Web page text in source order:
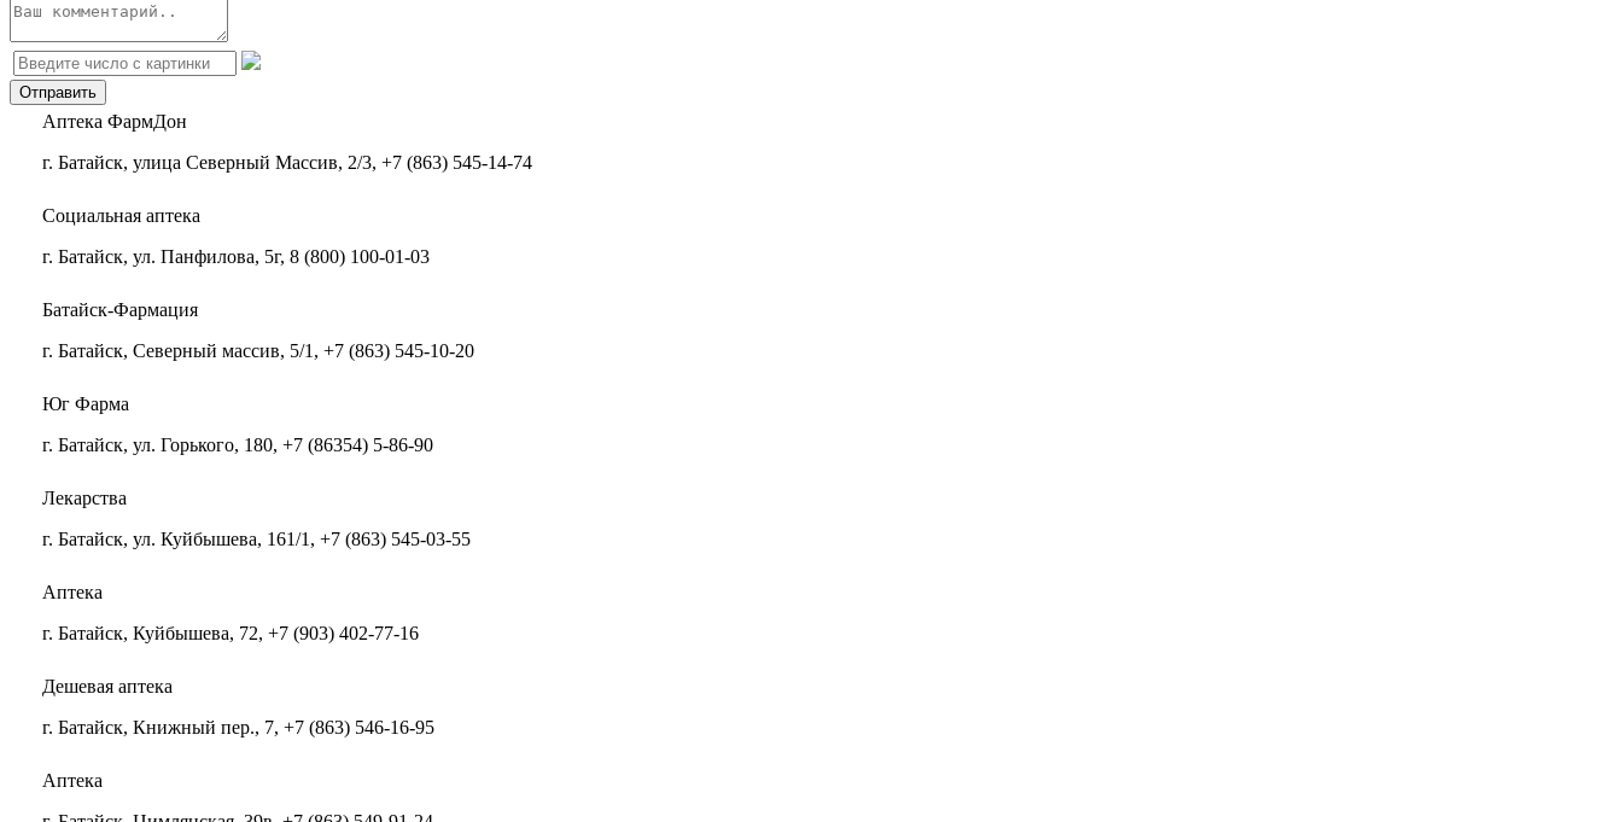
Аптека ФармДон
г. Батайск, улица Северный Массив, 2/3, +7 (863) 545-14-74
Социальная аптека
г. Батайск, ул. Панфилова, 5г, 8 (800) 100-01-03
Батайск-Фармация
г. Батайск, Северный массив, 5/1, +7 (863) 545-10-20
Юг Фарма
г. Батайск, ул. Горького, 180, +7 (86354) 5-86-90
Лекарства
г. Батайск, ул. Куйбышева, 161/1, +7 (863) 545-03-55
Аптека
г. Батайск, Куйбышева, 72, +7 (903) 402-77-16
Дешевая аптека
г. Батайск, Книжный пер., 7, +7 (863) 546-16-95
Аптека